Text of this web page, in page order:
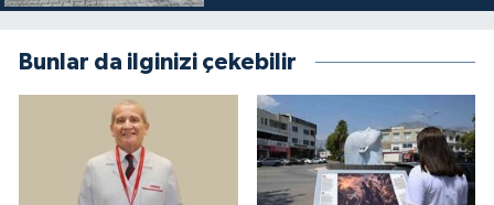
Bunlar da ilginizi çekebilir